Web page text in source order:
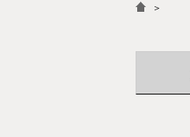
＞